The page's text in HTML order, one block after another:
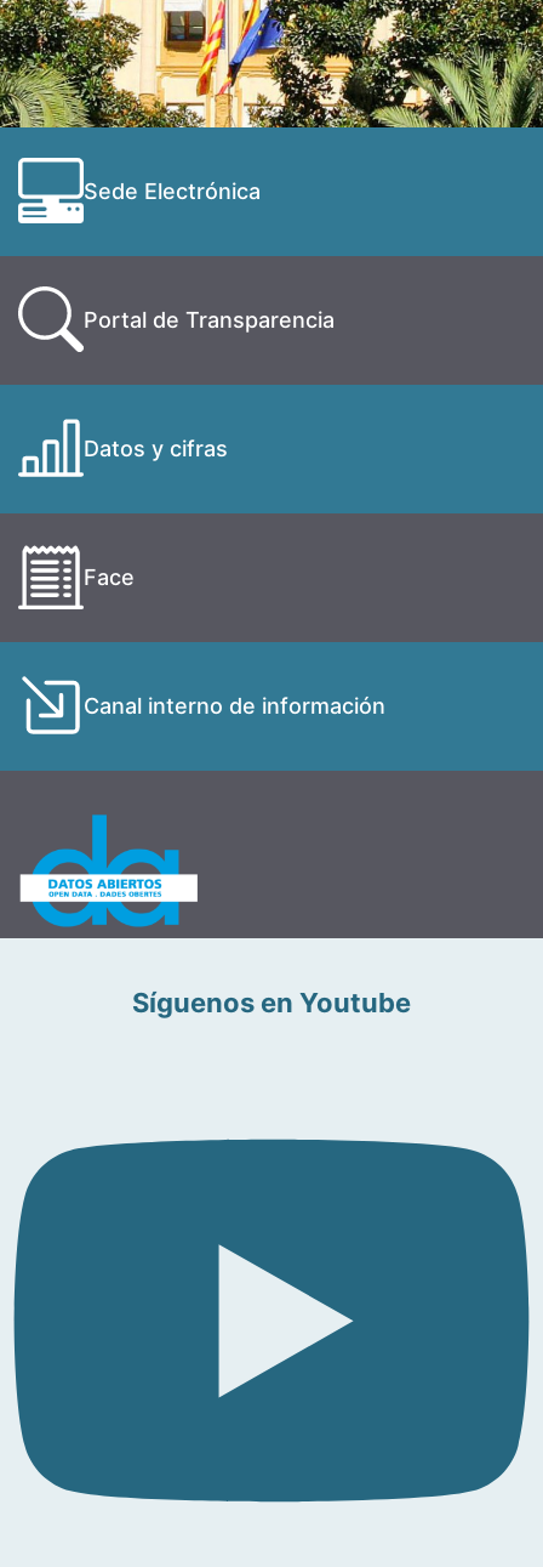
Sede Electrónica
Portal de Transparencia
Datos y cifras
Face
Canal interno de información
Síguenos en Youtube